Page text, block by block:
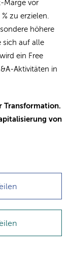
Marge vor
zu erzielen.
höhere
sich auf alle
ein Free
Aktivitäten in
Transformation.
von